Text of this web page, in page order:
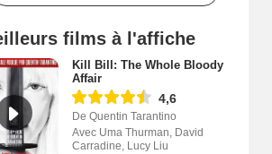
films à l'affiche
Kill Bill: The Whole Bloody
Affair
4,6
De Quentin Tarantino
Avec Uma Thurman, David
Carradine, Lucy Liu